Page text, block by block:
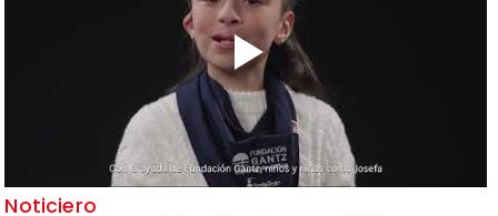
Noticiero